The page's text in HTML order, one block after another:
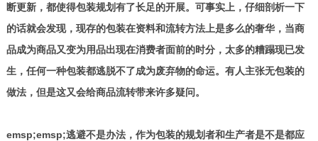
断更新，都使得包装规划有了长足的开展。可事实上，仔细剖析一下
的话就会发现，现存的包装在资料和流转方法上是多么的奢华，当商
品成为商品又变为用品出现在消费者面前的时分，太多的糟蹋现已发
生，任何一种包装都逃脱不了成为废弃物的命运。有人主张无包装的
做法，但是这又会给商品流转带来许多疑问。
emsp;emsp;逃避不是办法，作为包装的规划者和生产者是不是都应